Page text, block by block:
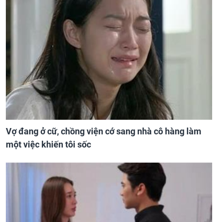
Vợ đang ở cữ, chồng viện cớ sang nhà cô hàng làm
một việc khiến tôi sốc